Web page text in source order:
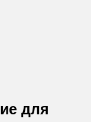
для